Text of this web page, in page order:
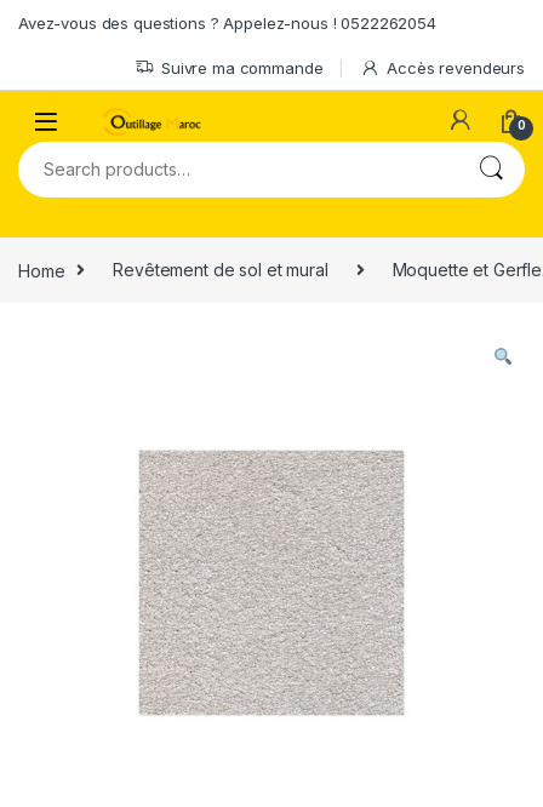
Avez-vous des questions ? Appelez-nous ! 0522262054
Suivre ma commande Accès revendeurs
0
Search for:
Home Revêtement de sol et mural Moquette et